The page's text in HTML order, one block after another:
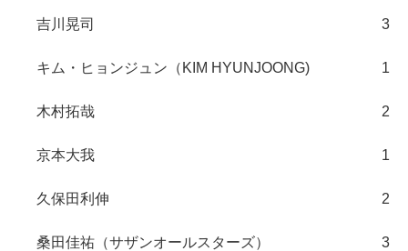
吉川晃司 3
キム・ヒョンジュン（KIM HYUNJOONG) 1
木村拓哉 2
京本大我 1
久保田利伸 2
桑田佳祐（サザンオールスターズ） 3